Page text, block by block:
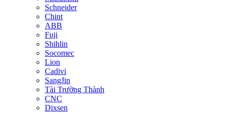
Schneider
Chint
ABB
Fuji
Shihlin
Socomec
Lion
Cadivi
SangJin
Tài Trường Thành
CNC
Dixsen